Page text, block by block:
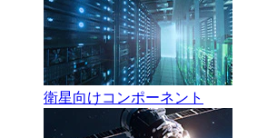
衛星向けコンポーネント